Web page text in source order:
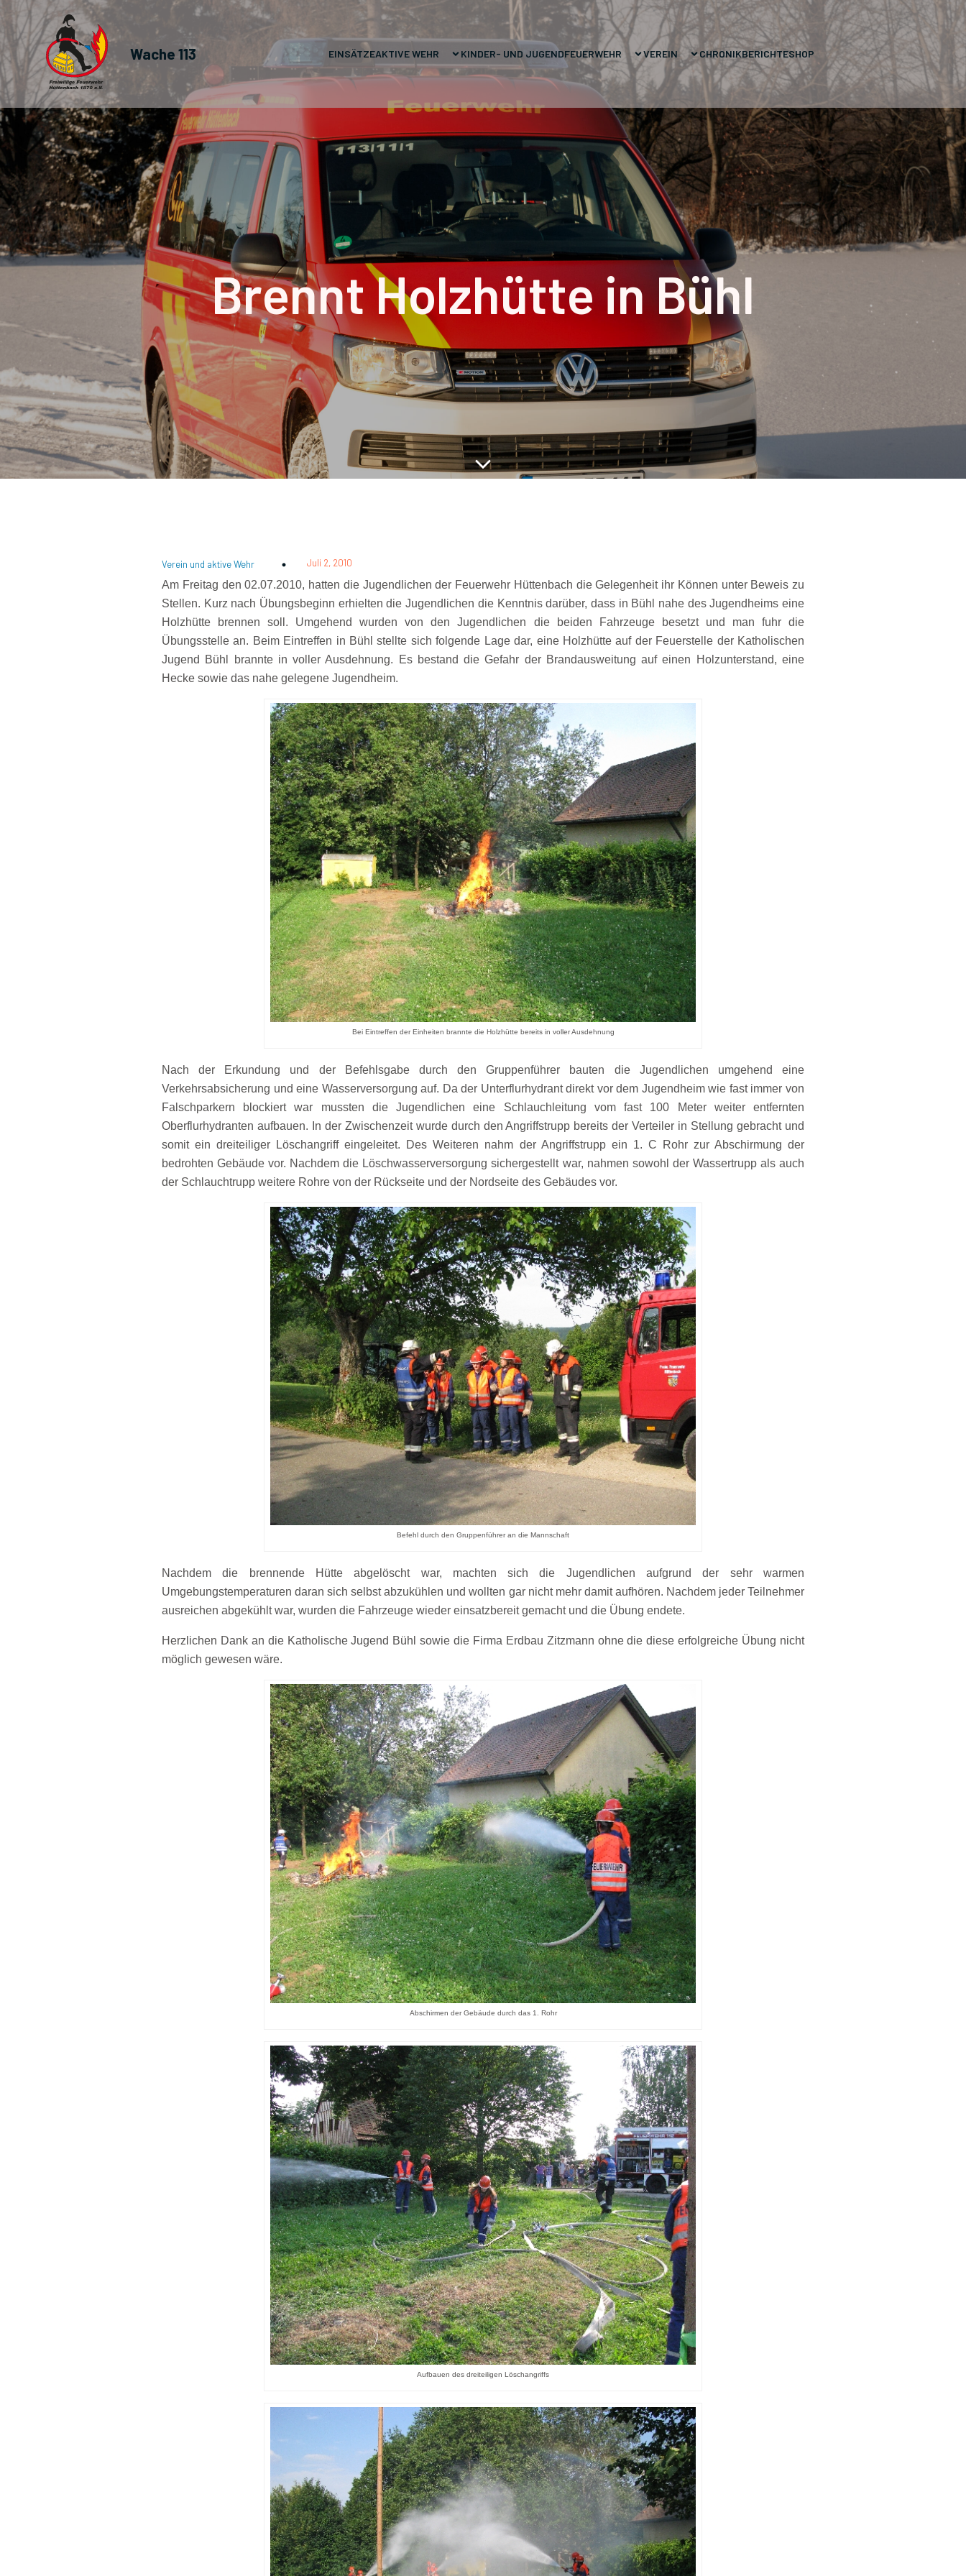
Wache 113 EINSÄTZEAKTIVE WEHR KINDER- UND JUGENDFEUERWEHR VEREIN CHRONIKBERICHTESHOP
Brennt Holzhütte in Bühl
Verein und aktive Wehr Juli 2, 2010
Am Freitag den 02.07.2010, hatten die Jugendlichen der Feuerwehr Hüttenbach die Gelegenheit ihr Können unter Beweis zu
Stellen. Kurz nach Übungsbeginn erhielten die Jugendlichen die Kenntnis darüber, dass in Bühl nahe des Jugendheims eine
Holzhütte brennen soll. Umgehend wurden von den Jugendlichen die beiden Fahrzeuge besetzt und man fuhr die
Übungsstelle an. Beim Eintreffen in Bühl stellte sich folgende Lage dar, eine Holzhütte auf der Feuerstelle der Katholischen
Jugend Bühl brannte in voller Ausdehnung. Es bestand die Gefahr der Brandausweitung auf einen Holzunterstand, eine
Hecke sowie das nahe gelegene Jugendheim.
Bei Eintreffen der Einheiten brannte die Holzhütte bereits in voller Ausdehnung
Nach der Erkundung und der Befehlsgabe durch den Gruppenführer bauten die Jugendlichen umgehend eine
Verkehrsabsicherung und eine Wasserversorgung auf. Da der Unterflurhydrant direkt vor dem Jugendheim wie fast immer von
Falschparkern blockiert war mussten die Jugendlichen eine Schlauchleitung vom fast 100 Meter weiter entfernten
Oberflurhydranten aufbauen. In der Zwischenzeit wurde durch den Angriffstrupp bereits der Verteiler in Stellung gebracht und
somit ein dreiteiliger Löschangriff eingeleitet. Des Weiteren nahm der Angriffstrupp ein 1. C Rohr zur Abschirmung der
bedrohten Gebäude vor. Nachdem die Löschwasserversorgung sichergestellt war, nahmen sowohl der Wassertrupp als auch
der Schlauchtrupp weitere Rohre von der Rückseite und der Nordseite des Gebäudes vor.
Befehl durch den Gruppenführer an die Mannschaft
Nachdem die brennende Hütte abgelöscht war, machten sich die Jugendlichen aufgrund der sehr warmen
Umgebungstemperaturen daran sich selbst abzukühlen und wollten gar nicht mehr damit aufhören. Nachdem jeder Teilnehmer
ausreichen abgekühlt war, wurden die Fahrzeuge wieder einsatzbereit gemacht und die Übung endete.
Herzlichen Dank an die Katholische Jugend Bühl sowie die Firma Erdbau Zitzmann ohne die diese erfolgreiche Übung nicht
möglich gewesen wäre.
Abschirmen der Gebäude durch das 1. Rohr
Aufbauen des dreiteiligen Löschangriffs